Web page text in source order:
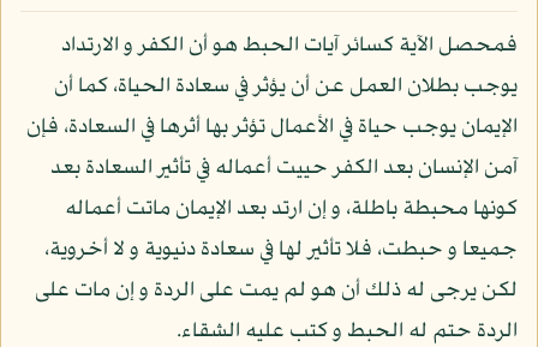
فمحصل الآية كسائر آيات الحبط هو أن الكفر و الارتداد
يوجب بطلان العمل عن أن يؤثر في سعادة الحياة، كما أن
الإيمان يوجب حياة في الأعمال تؤثر بها أثرها في السعادة، فإن
آمن الإنسان بعد الكفر حييت أعماله في تأثير السعادة بعد
كونها محبطة باطلة، و إن ارتد بعد الإيمان ماتت أعماله
جميعا و حبطت، فلا تأثير لها في سعادة دنيوية و لا أخروية،
لكن يرجى له ذلك أن هو لم يمت على الردة و إن مات على
الردة حتم له الحبط و كتب عليه الشقاء.